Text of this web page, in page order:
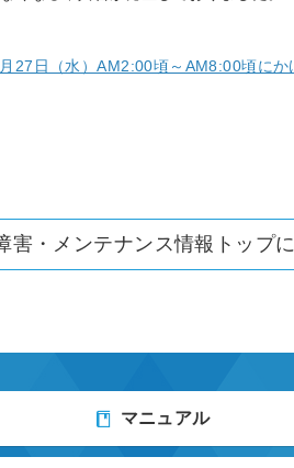
27日（水）AM2:00頃～AM8:00頃に
害・メンテナンス情報トップ
マニュアル